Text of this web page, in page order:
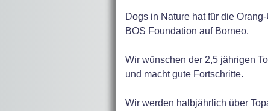
Dogs in Nature hat für die
BOS Foundation auf Borneo.
Wir wünschen der 2,5 jährigen
und macht gute Fortschritte.
Wir werden halbjährlich über